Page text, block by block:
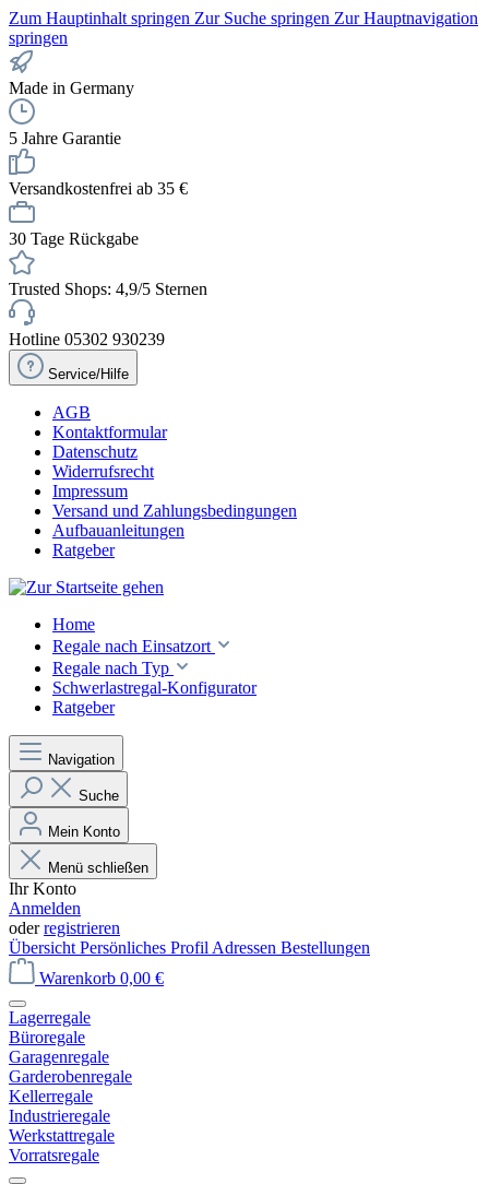
Zum Hauptinhalt springen Zur Suche springen Zur Hauptnavigation
springen
Made in Germany
5 Jahre Garantie
Versandkostenfrei ab 35 €
30 Tage Rückgabe
Trusted Shops: 4,9/5 Sternen
Hotline 05302 930239
Service/Hilfe
AGB
Kontaktformular
Datenschutz
Widerrufsrecht
Impressum
Versand und Zahlungsbedingungen
Aufbauanleitungen
Ratgeber
Home
Regale nach Einsatzort
Regale nach Typ
Schwerlastregal-Konfigurator
Ratgeber
Navigation
Suche
Mein Konto
Menü schließen
Ihr Konto
Anmelden
oderregistrieren
Übersicht Persönliches Profil Adressen Bestellungen
Warenkorb 0,00 €
Lagerregale
Büroregale
Garagenregale
Garderobenregale
Kellerregale
Industrieregale
Werkstattregale
Vorratsregale